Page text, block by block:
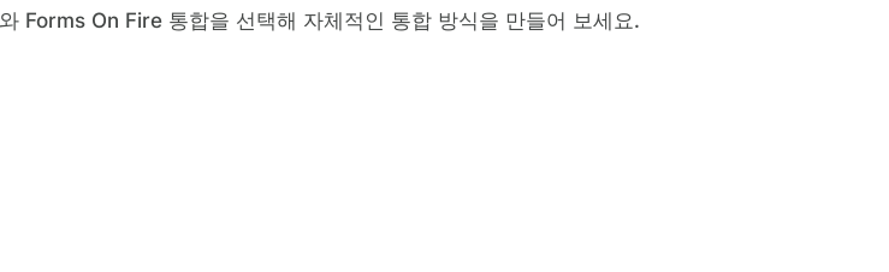
Forms On Fire 통합을 선택해 자체적인 통합 방식을 만들어 보세요.